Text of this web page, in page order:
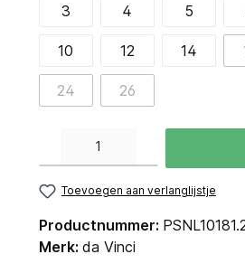
3 4 5
10 12 14
24 26
Toevoegen aan verlanglijstje
Productnummer:
Merk: da Vinci